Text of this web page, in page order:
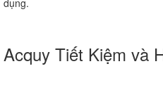
Acquy Tiết Kiệm và